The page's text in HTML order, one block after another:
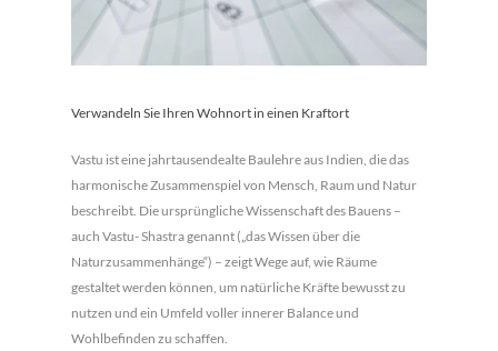
Verwandeln Sie Ihren Wohnort in einen Kraftort
Vastu ist eine jahrtausendealte Baulehre aus Indien, die das
harmonische Zusammenspiel von Mensch, Raum und Natur
beschreibt. Die ursprüngliche Wissenschaft des Bauens –
auch Vastu- Shastra genannt („das Wissen über die
Naturzusammenhänge“) – zeigt Wege auf, wie Räume
gestaltet werden können, um natürliche Kräfte bewusst zu
nutzen und ein Umfeld voller innerer Balance und
Wohlbefinden zu schaffen.